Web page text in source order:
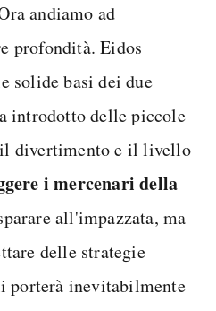
andiamo ad
profondità. Eidos
solide basi dei due
introdotto delle piccole
il divertimento e il livello
i mercenari della
all'impazzata, ma
delle strategie
porterà inevitabilmente